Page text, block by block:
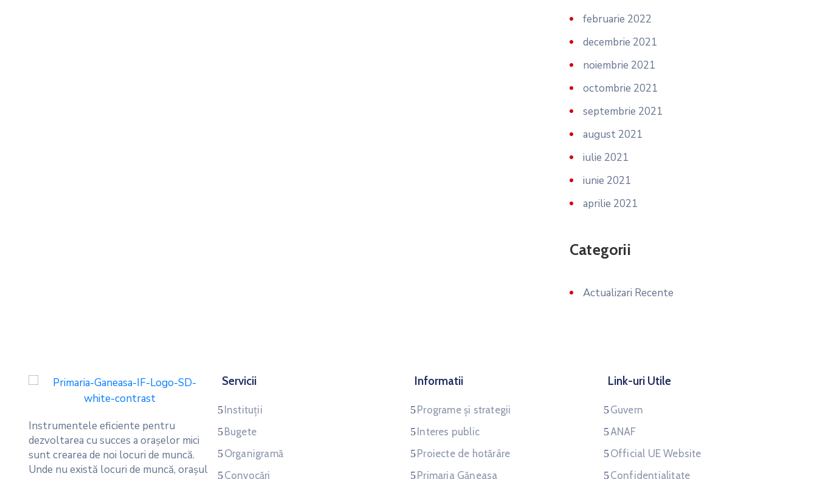
februarie 2022
decembrie 2021
noiembrie 2021
octombrie 2021
septembrie 2021
august 2021
iulie 2021
iunie 2021
aprilie 2021
Categorii
Actualizari Recente
Instrumentele eficiente pentru
dezvoltarea cu succes a oraşelor mici
sunt crearea de noi locuri de muncă.
Unde nu există locuri de muncă, oraşul
Servicii
Instituții
Bugete
Organigramă
Convocări
Informatii
Programe și strategii
Interes public
Proiecte de hotărâre
Primaria Găneasa
Link-uri Utile
Guvern
ANAF
Official UE Website
Confidențialitate